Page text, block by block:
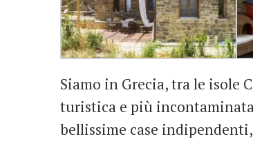
Siamo in Grecia, tra le isole
turistica e più
bellissime case